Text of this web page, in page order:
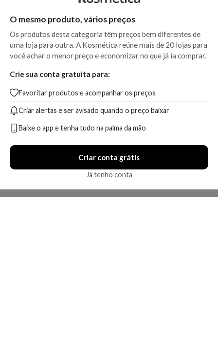
O mesmo produto, vários preços
Os produtos desta categoria têm preços bem diferentes de
uma loja para outra. A Kosmética reúne mais de 20 lojas para
você achar o menor preço e economizar no que já ia comprar.
Crie sua conta gratuita para:
Favoritar produtos e acompanhar os preços
Criar alertas e ser avisado quando o preço baixar
Baixe o app e tenha tudo na palma da mão
Criar conta grátis
Já tenho conta